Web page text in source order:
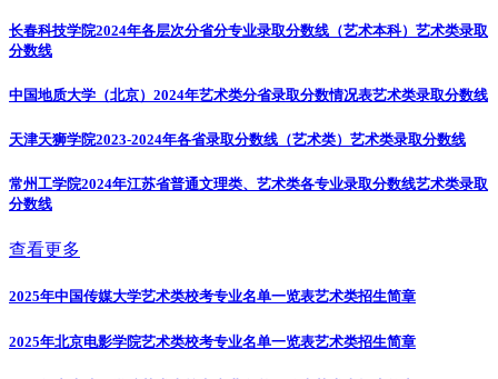
长春科技学院2024年各层次分省分专业录取分数线（艺术本科） 艺术类录取
分数线
中国地质大学（北京）2024年艺术类分省录取分数情况表艺术类录取分数线
天津天狮学院2023-2024年各省录取分数线（艺术类） 艺术类录取分数线
常州工学院2024年江苏省普通文理类、艺术类各专业录取分数线艺术类录取
分数线
查看更多
2025年中国传媒大学艺术类校考专业名单一览表艺术类招生简章
2025年北京电影学院艺术类校考专业名单一览表艺术类招生简章